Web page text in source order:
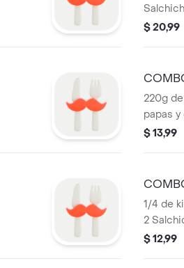
queso
$ 20,99
220g
papas y
$ 13,99
1/4 de
2
piña
$ 12,99